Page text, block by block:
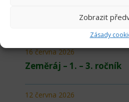
Zobrazit
Zásady
Myslivecký kroužek v
Zeměráj – 1. – 3. ročník
16 června 2026
12 června 2026